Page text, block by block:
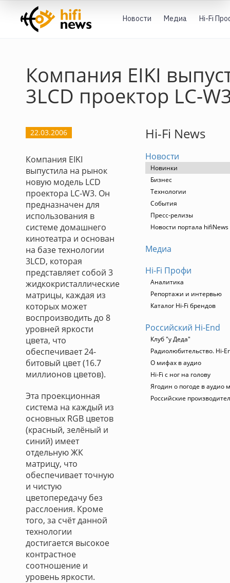
Новости Медиа Hi-Fi
Компания EIKI
3LCD проектор LC-
22.03.2006
Компания EIKI
выпустила на рынок
новую модель LCD
проектора LC-W3. Он
предназначен для
использования в
системе домашнего
кинотеатра и основан
на базе технологии
3LCD, которая
представляет собой 3
жидкокристаллические
матрицы, каждая из
которых может
воспроизводить до 8
уровней яркости
цвета, что
обеспечивает 24-
битовый цвет (16.7
миллионов цветов).
Эта проекционная
система на каждый из
основных RGB цветов
(красный, зелёный и
синий) имеет
отдельную ЖК
матрицу, что
обеспечивает точную
и чистую
цветопередачу без
расслоения. Кроме
того, за счёт данной
технологии
достигается высокое
контрастное
соотношение и
уровень яркости.
Hi-Fi News
Новости
Новинки
Бизнес
Технологии
События
Пресс-релизы
Новости портала hifiNews
Медиа
Hi-Fi Профи
Аналитика
Репортажи и интервью
Каталог Hi-Fi брендов
Российский Hi-End
Клуб "у Деда"
Радиолюбительство. Hi-
О мифах в аудио
Hi-Fi с ног на голову
Ягодин о погоде в аудио
Российские